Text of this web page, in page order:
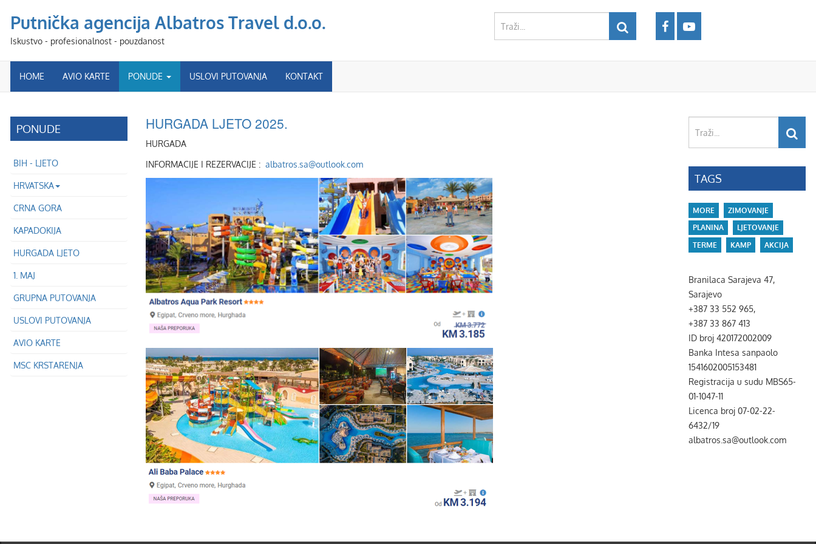
Putnička agencija Albatros Travel d.o.o.
Iskustvo - profesionalnost - pouzdanost
HOME AVIO KARTE PONUDE USLOVI PUTOVANJA KONTAKT
HURGADA LJETO 2025.
HURGADA
INFORMACIJE I REZERVACIJE :albatros.sa@outlook.com
PONUDE
BIH - LJETO
HRVATSKA
CRNA GORA
KAPADOKIJA
HURGADA LJETO
1. MAJ
GRUPNA PUTOVANJA
USLOVI PUTOVANJA
AVIO KARTE
MSC KRSTARENJA
TAGS
MORE
ZIMOVANJE
PLANINA
LJETOVANJE
TERME
KAMP AKCIJA
Branilaca Sarajeva 47,
Sarajevo
+387 33 552 965,
+387 33 867 413
ID broj 420172002009
Banka Intesa sanpaolo
1541602005153481
Registracija u sudu MBS65-
01-1047-11
Licenca broj 07-02-22-
6432/19
albatros.sa@outlook.com